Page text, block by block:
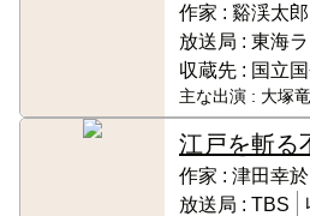
作家 : 谿渓太郎
放送局 : 東海
収蔵先 : 国立
主な出演 : 大塚
江戸を斬る
作家 : 津田幸於
放送局 : TBS